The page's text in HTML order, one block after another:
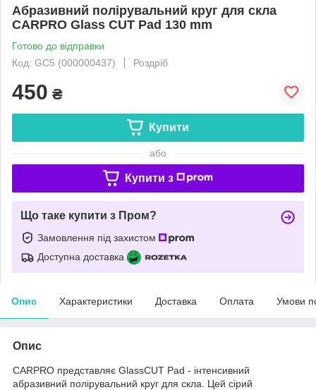
Абразивний полірувальний круг для скла
CARPRO Glass CUT Pad 130 mm
Готово до відправки
Код: GC5 (000000437)
Роздріб
450 ₴
Купити
або
Купити з
Що таке купити з Пром?
Замовлення під захистом
Доступна доставка
Опис Характеристики Доставка Оплата Умови
Опис
CARPRO представляє GlassCUT Pad - інтенсивний
абразивний полірувальний круг для скла. Цей сірий